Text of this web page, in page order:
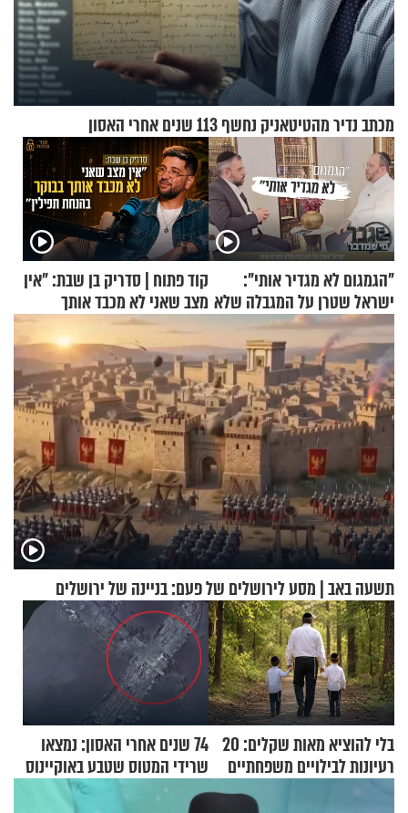
מכתב נדיר מהטיטאניק נחשף 113 שנים אחרי האסון
"הגמגום לא מגדיר אותי":
ישראל שטרן על המגבלה שלא
עוצרת אותו
קוד פתוח | סדריק בן שבת: "אין
מצב שאני לא מכבד אותך
בבוקר בהנחת תפילין"
תשעה באב | מסע לירושלים של פעם: בניינה של ירושלים
בלי להוציא מאות שקלים: 20
רעיונות לבילויים משפחתיים
כמעט בחינם
74 שנים אחרי האסון: נמצאו
שרידי המטוס שטבע באוקיינוס
עם עשרות נוסעים